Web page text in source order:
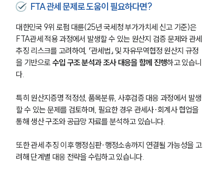
FTA관세 문제로 도움이 필요하다면?
대한민국 9위 로펌 대륜(25년 국세청 부가가치세 신고 기준)은
FTA관세 적용 과정에서 발생할 수 있는 원산지 검증 문제와 관세
추징 리스크를 고려하여, 「관세법」 및 자유무역협정 원산지 규정
을 기반으로 수입 구조 분석과 조사 대응을 함께 진행하고 있습니
다.
특히 원산지증명 적정성, 품목분류, 사후검증 대응 과정에서 발생
할 수 있는 문제를 검토하며, 필요한 경우 관세사·회계사 협업을
통해 생산 구조와 공급망 자료를 분석하고 있습니다.
또한 관세 추징 이후 행정심판·행정소송까지 연결될 가능성을 고
려해 단계별 대응 전략을 수립하고 있습니다.